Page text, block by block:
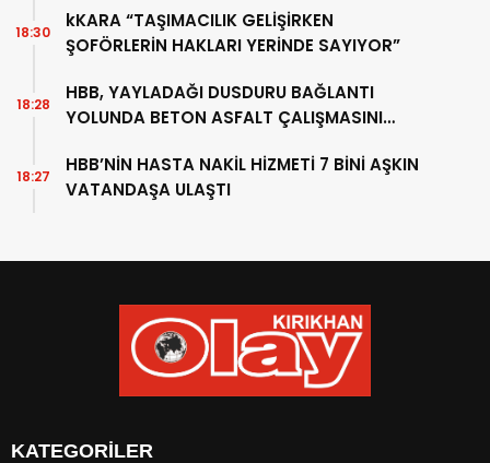
kKARA “TAŞIMACILIK GELİŞİRKEN
ŞOFÖRLERİN HAKLARI YERİNDE SAYIYOR”
18:30
HBB, YAYLADAĞI DUSDURU BAĞLANTI
YOLUNDA BETON ASFALT ÇALIŞMASINI
18:28
HBB’NİN HASTA NAKİL HİZMETİ 7 BİNİ AŞKIN
VATANDAŞA ULAŞTI
18:27
KATEGORİLER